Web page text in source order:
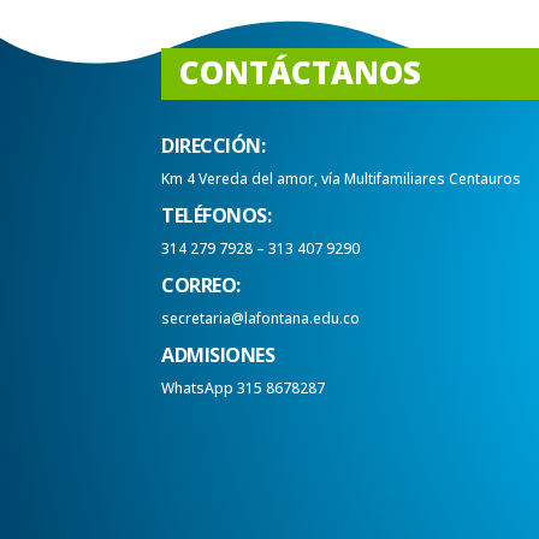
CONTÁCTANOS
DIRECCIÓN:
Km 4 Vereda del amor, vía Multifamiliares Centauros
TELÉFONOS:
314 279 7928 – 313 407 9290
CORREO:
secretaria@lafontana.edu.co
ADMISIONES
WhatsApp 315 8678287